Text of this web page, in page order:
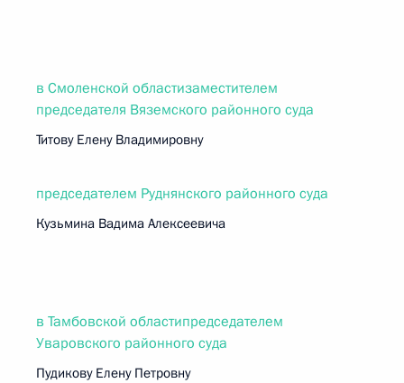
в Смоленской областизаместителем
председателя Вяземского районного суда
Титову Елену Владимировну
председателем Руднянского районного суда
Кузьмина Вадима Алексеевича
в Тамбовской областипредседателем
Уваровского районного суда
Пудикову Елену Петровну